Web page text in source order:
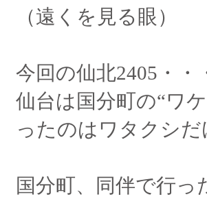
（遠くを見る眼）
今回の仙北2405・・
仙台は国分町の“ワ
ったのはワタクシ
国分町、同伴で行